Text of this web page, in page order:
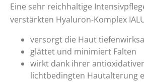
​Eine sehr reichhaltige
verstärkten Hyaluron-Komplex
versorgt die Haut
glättet und minimiert Falten
wirkt dank ihrer
lichtbedingten Hautalterung